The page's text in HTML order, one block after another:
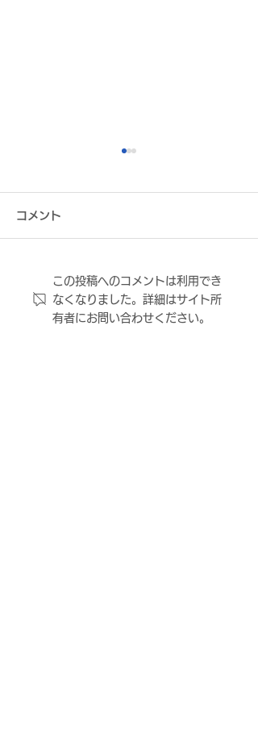
東大阪市長への表敬訪問
について
コメント
この投稿へのコメントは利用でき
なくなりました。詳細はサイト所
有者にお問い合わせください。